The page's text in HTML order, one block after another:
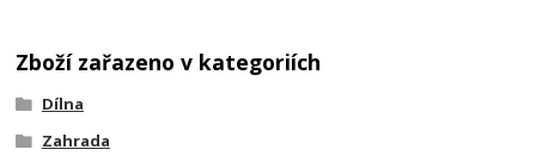
Zboží zařazeno v kategoriích
Dílna
Zahrada